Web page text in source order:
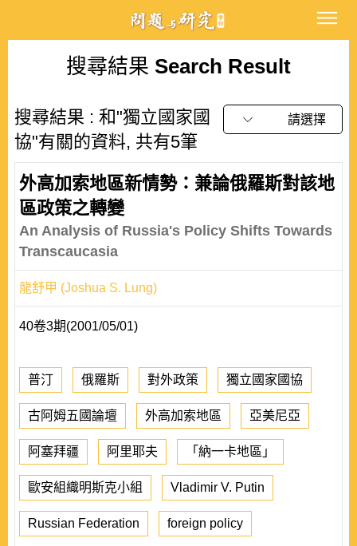
搜尋結果 Search Result
搜尋結果 : 和"獨立國家國
協"有關的資料, 共有5筆
請選擇
外高加索地區新情勢：兼論俄羅斯對該地
區政策之轉變
An Analysis of Russia's Policy Shifts Towards
Transcaucasia
龍舒甲 (Joshua S. Lung)
40卷3期(2001/05/01)
普汀 俄羅斯 對外政策 獨立國家國協
古阿姆五國論壇 外高加索地區 亞美尼亞
阿塞拜疆 阿里耶夫 「納一卡地區」
歐安組織明斯克小組 Vladimir V. Putin
Russian Federation foreign policy